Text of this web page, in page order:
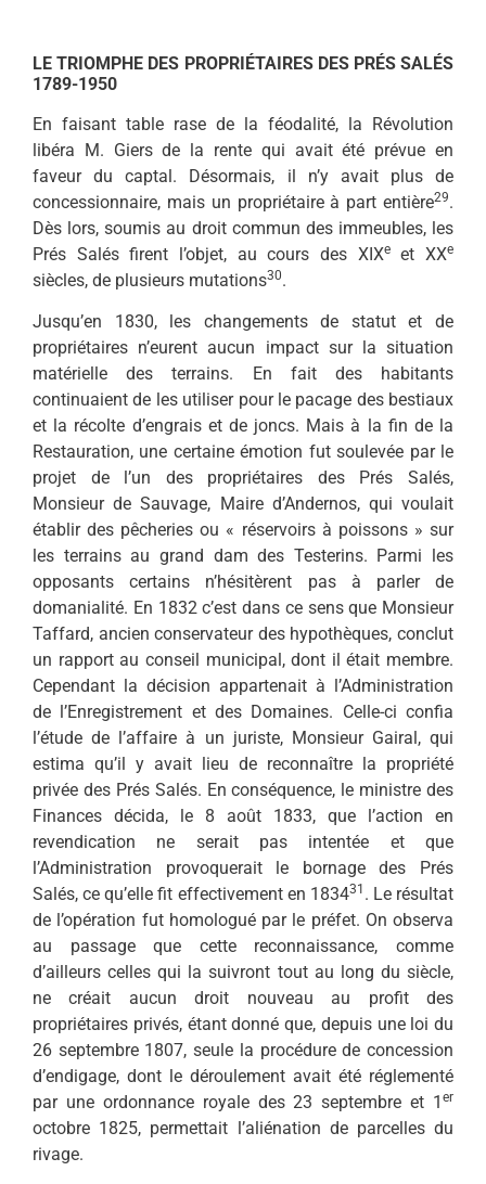
LE TRIOMPHE DES PROPRIÉTAIRES DES PRÉS SALÉS
1789-1950
En faisant table rase de la féodalité, la Révolution
libéra M. Giers de la rente qui avait été prévue en
faveur du captal. Désormais, il n’y avait plus de
concessionnaire, mais un propriétaire à part entière29.
Dès lors, soumis au droit commun des immeubles, les
Prés Salés firent l’objet, au cours des XIXeet XXe
siècles, de plusieurs mutations30.
Jusqu’en 1830, les changements de statut et de
propriétaires n’eurent aucun impact sur la situation
matérielle des terrains. En fait des habitants
continuaient de les utiliser pour le pacage des bestiaux
et la récolte d’engrais et de joncs. Mais à la fin de la
Restauration, une certaine émotion fut soulevée par le
projet de l’un des propriétaires des Prés Salés,
Monsieur de Sauvage, Maire d’Andernos, qui voulait
établir des pêcheries ou « réservoirs à poissons » sur
les terrains au grand dam des Testerins. Parmi les
opposants certains n’hésitèrent pas à parler de
domanialité. En 1832 c’est dans ce sens que Monsieur
Taffard, ancien conservateur des hypothèques, conclut
un rapport au conseil municipal, dont il était membre.
Cependant la décision appartenait à l’Administration
de l’Enregistrement et des Domaines. Celle-ci confia
l’étude de l’affaire à un juriste, Monsieur Gairal, qui
estima qu’il y avait lieu de reconnaître la propriété
privée des Prés Salés. En conséquence, le ministre des
Finances décida, le 8 août 1833, que l’action en
revendication ne serait pas intentée et que
l’Administration provoquerait le bornage des Prés
Salés, ce qu’elle fit effectivement en 183431 . Le résultat
de l’opération fut homologué par le préfet. On observa
au passage que cette reconnaissance, comme
d’ailleurs celles qui la suivront tout au long du siècle,
ne créait aucun droit nouveau au profit des
propriétaires privés, étant donné que, depuis une loi du
26 septembre 1807, seule la procédure de concession
d’endigage, dont le déroulement avait été réglementé
par une ordonnance royale des 23 septembre et 1 er
octobre 1825, permettait l’aliénation de parcelles du
rivage.